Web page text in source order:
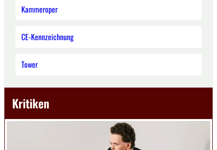
Kammeroper
CE-Kennzeichnung
Tower
Kritiken